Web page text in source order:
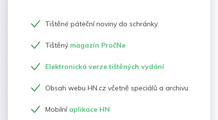
Tištěné páteční noviny do schránky
Tištěný magazín PročNe
Elektronická verze tištěných vydání
Obsah webu HN.cz včetně speciálů a archivu
Mobilní aplikace HN